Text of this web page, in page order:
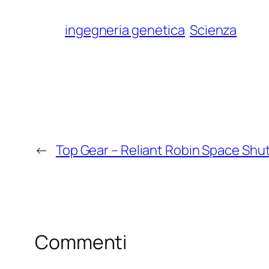
ingegneria genetica Scienza
← Top Gear – Reliant Robin Space
Commenti